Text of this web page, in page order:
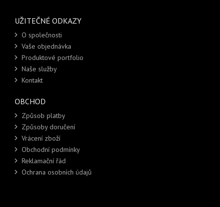
UŽITEČNÉ ODKAZY
O společnosti
Vaše objednávka
Produktové portfolio
Naše služby
Kontakt
OBCHOD
Způsob platby
Způsoby doručení
Vrácení zboží
Obchodní podmínky
Reklamační řád
Ochrana osobních údajů